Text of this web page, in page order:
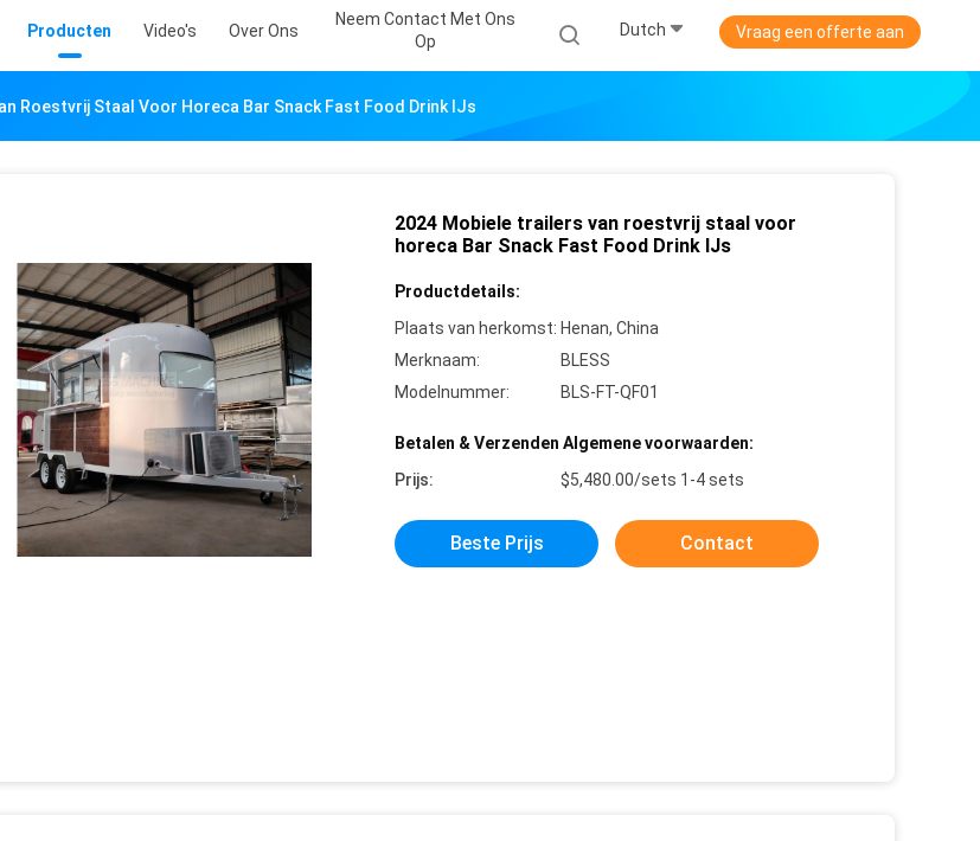
Producten Video's Over Ons
Neem Contact Met Ons
Op
Dutch Vraag een offerte aan
Roestvrij Staal Voor Horeca Bar Snack Fast Food Drink IJs
2024 Mobiele trailers van roestvrij staal voor
horeca Bar Snack Fast Food Drink IJs
Productdetails:
Plaats van herkomst: Henan, China
Merknaam:
BLESS
Modelnummer:
BLS-FT-QF01
Betalen & Verzenden Algemene voorwaarden:
Prijs:
$5,480.00/sets 1-4 sets
Beste Prijs Contact